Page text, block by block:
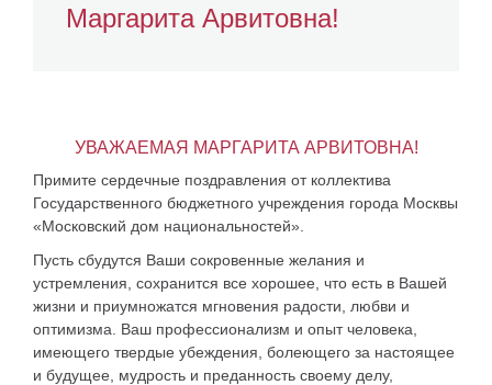
Маргарита Арвитовна!
УВАЖАЕМАЯ МАРГАРИТА АРВИТОВНА!
Примите сердечные поздравления от коллектива
Государственного бюджетного учреждения города Москвы
«Московский дом национальностей».
Пусть сбудутся Ваши сокровенные желания и
устремления, сохранится все хорошее, что есть в Вашей
жизни и приумножатся мгновения радости, любви и
оптимизма. Ваш профессионализм и опыт человека,
имеющего твердые убеждения, болеющего за настоящее
и будущее, мудрость и преданность своему делу,